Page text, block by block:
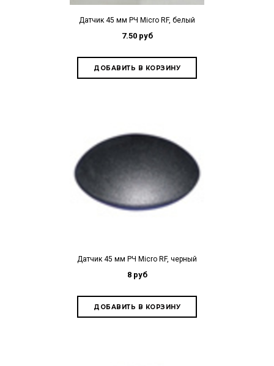
Датчик 45 мм РЧ Micro RF, белый
7.50 руб
Датчик 45 мм РЧ Micro RF, черный
8 руб